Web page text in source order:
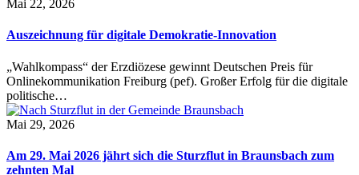
Mai 22, 2026
Auszeichnung für digitale Demokratie-Innovation
„Wahlkompass“ der Erzdiözese gewinnt Deutschen Preis für
Onlinekommunikation Freiburg (pef). Großer Erfolg für die digitale
politische…
Mai 29, 2026
Am 29. Mai 2026 jährt sich die Sturzflut in Braunsbach zum
zehnten Mal